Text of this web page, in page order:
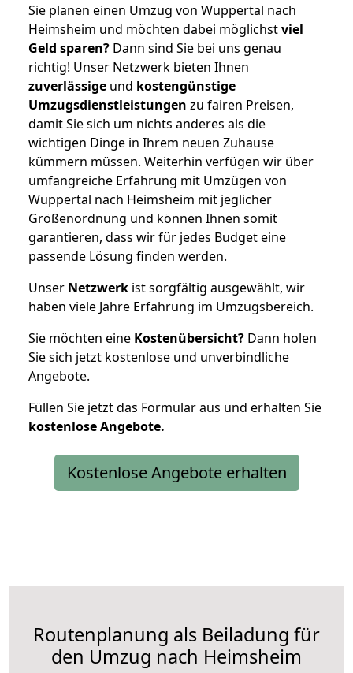
Sie planen einen Umzug von Wuppertal nach
Heimsheim und möchten dabei möglichstviel
Geld sparen? Dann sind Sie bei uns genau
richtig! Unser Netzwerk bieten Ihnen
zuverlässige und kostengünstige
Umzugsdienstleistungen zu fairen Preisen,
damit Sie sich um nichts anderes als die
wichtigen Dinge in Ihrem neuen Zuhause
kümmern müssen. Weiterhin verfügen wir über
umfangreiche Erfahrung mit Umzügen von
Wuppertal nach Heimsheim mit jeglicher
Größenordnung und können Ihnen somit
garantieren, dass wir für jedes Budget eine
passende Lösung finden werden.
Unser Netzwerk ist sorgfältig ausgewählt, wir
haben viele Jahre Erfahrung im Umzugsbereich.
Sie möchten eine Kostenübersicht? Dann holen
Sie sich jetzt kostenlose und unverbindliche
Angebote.
Füllen Sie jetzt das Formular aus und erhalten Sie
kostenloseAngebote.
Kostenlose Angebote erhalten
Routenplanung als Beiladung für
den Umzug nach Heimsheim